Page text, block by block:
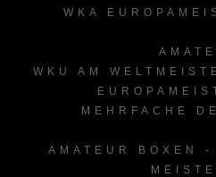
WKA
WKU AM
MEHRFACHE
AMATEUR BOXEN